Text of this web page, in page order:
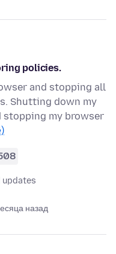
policies.
and stopping all
Shutting down my
my browser
назад